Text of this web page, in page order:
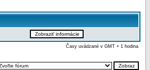
Časy uvádzané v GMT + 1 hodina